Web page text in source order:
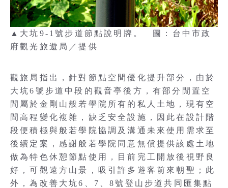
▲大坑9-1號步道節點說明牌。 圖：台中市政
府觀光旅遊局／提供
觀旅局指出，針對節點空間優化提升部分，由於
大坑6號步道中段的觀音亭後方，有部分閒置空
間屬於金剛山般若學院所有的私人土地，現有空
間高程變化複雜，缺乏安全設施，因此在設計階
段便積極與般若學院協調及溝通未來使用需求至
後續定案，感謝般若學院同意無償提供該處土地
做為特色休憩節點使用，目前完工開放後視野良
好，可觀遠方山景，吸引許多遊客前來朝聖；此
外，為改善大坑6、7、8號登山步道共同匯集點